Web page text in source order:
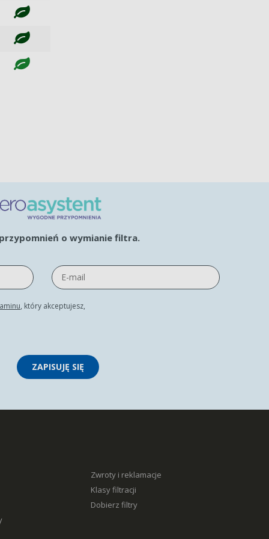
o wymianie filtra.
, który akceptujesz,
ZAPISUJĘ SIĘ
Zwroty i reklamacje
Klasy filtracji
Dobierz filtry